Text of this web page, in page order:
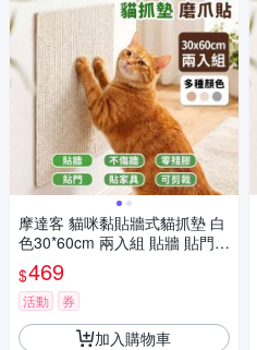
摩達客 貓咪黏貼牆式貓抓墊 白
色30*60cm 兩入組 貼牆 貼門
貼家具 隨處可貼附背膠 可剪
裁 不易殘膠 不易傷牆
$469
活動 券
加入購物車